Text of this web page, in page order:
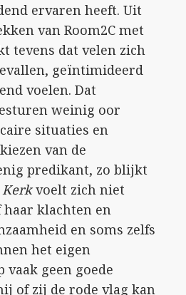
ervaren heeft. Uit
van Room2C met
tevens dat velen zich
geïntimideerd
voelen. Dat
weinig oor
situaties en
van de
predikant, zo blijkt
Kerkvoelt zich niet
klachten en
en soms zelfs
het eigen
vaak geen goede
of zij de rode vlag kan